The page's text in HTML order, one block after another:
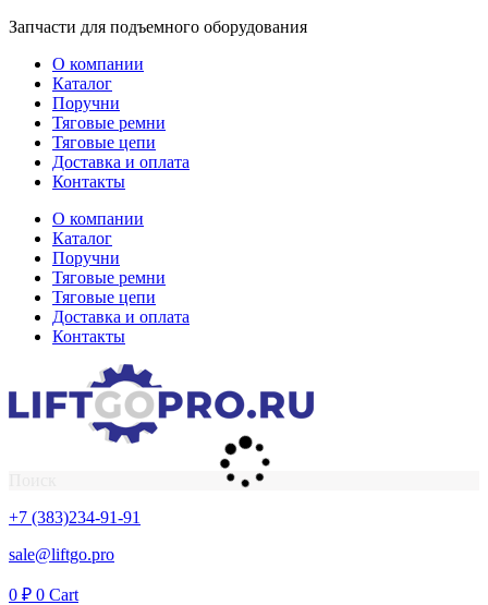
Перейти
содержимому
Запчасти для подъемного оборудования
О компании
Каталог
Поручни
Тяговые ремни
Тяговые цепи
Доставка и оплата
Контакты
О компании
Каталог
Поручни
Тяговые ремни
Тяговые цепи
Доставка и оплата
Контакты
+7 (383)234-91-91
sale@liftgo.pro
0 ₽ 0 Cart